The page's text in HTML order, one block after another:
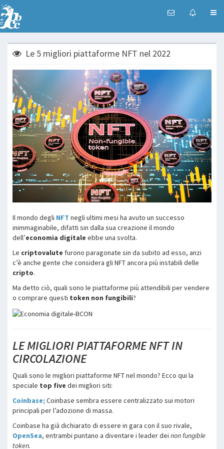
Le 5 migliori piattaforme NFT nel 2022
Il mondo degli NFT negli ultimi mesi ha avuto un successo
inimmaginabile, difatti sin dalla sua creazione il mondo
dell’economia digitale ebbe una svolta.
Le criptovalute furono paragonate sin da subito ad esso, anzi
c’è anche gente che considera gli NFT ancora più instabili delle
cripto.
Ma detto ciò, quali sono le piattaforme più attendibili per vendere
o comprare questi token non fungibili?
LE MIGLIORI PIATTAFORME NFT IN
CIRCOLAZIONE
Quali sono le migliori piattaforme NFT nel mondo? Ecco qui la
speciale top five dei migliori siti:
Coinbase; Coinbase sembra essere centralizzato sui motori
principali per l’adozione di massa.
Coinbase ha già dichiarato di essere in gara con il suo rivale,
OpenSea, entrambi puntano a diventare i leader dei non fungible
token.